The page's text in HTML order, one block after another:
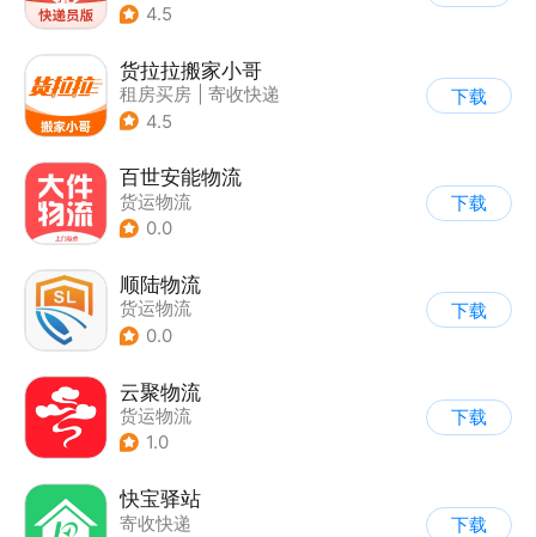
4.5
货拉拉搬家小哥
租房买房
寄收快递
4.5
下载
百世安能物流
货运物流
0.0
下载
顺陆物流
货运物流
0.0
下载
云聚物流
货运物流
1.0
下载
快宝驿站
寄收快递
下载